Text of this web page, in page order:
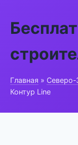
Главная » Северо-
Контур Line